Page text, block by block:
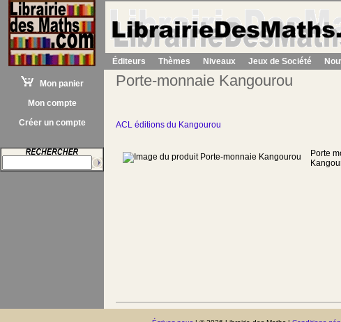
Mon panier
Mon compte
Créer un compte
Éditeurs Thèmes Niveaux Jeux de Société
Porte-monnaie Kangourou
ACL éditions du Kangourou
Porte